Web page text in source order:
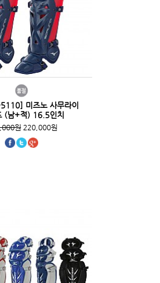
미즈노 사무라이
(남+적) 16.5인치
원220,000원